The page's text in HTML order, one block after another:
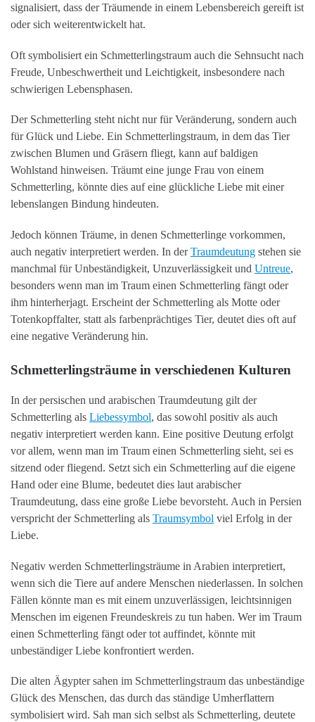
signalisiert, dass der Träumende in einem Lebensbereich gereift ist
oder sich weiterentwickelt hat.
Oft symbolisiert ein Schmetterlingstraum auch die Sehnsucht nach
Freude, Unbeschwertheit und Leichtigkeit, insbesondere nach
schwierigen Lebensphasen.
Der Schmetterling steht nicht nur für Veränderung, sondern auch
für Glück und Liebe. Ein Schmetterlingstraum, in dem das Tier
zwischen Blumen und Gräsern fliegt, kann auf baldigen
Wohlstand hinweisen. Träumt eine junge Frau von einem
Schmetterling, könnte dies auf eine glückliche Liebe mit einer
lebenslangen Bindung hindeuten.
Jedoch können Träume, in denen Schmetterlinge vorkommen,
auch negativ interpretiert werden. In derTraumdeutung stehen sie
manchmal für Unbeständigkeit, Unzuverlässigkeit und Untreue,
besonders wenn man im Traum einen Schmetterling fängt oder
ihm hinterherjagt. Erscheint der Schmetterling als Motte oder
Totenkopffalter, statt als farbenprächtiges Tier, deutet dies oft auf
eine negative Veränderung hin.
Schmetterlingsträume in verschiedenen Kulturen
In der persischen und arabischen Traumdeutung gilt der
Schmetterling als Liebessymbol, das sowohl positiv als auch
negativ interpretiert werden kann. Eine positive Deutung erfolgt
vor allem, wenn man im Traum einen Schmetterling sieht, sei es
sitzend oder fliegend. Setzt sich ein Schmetterling auf die eigene
Hand oder eine Blume, bedeutet dies laut arabischer
Traumdeutung, dass eine große Liebe bevorsteht. Auch in Persien
verspricht der Schmetterling als Traumsymbol viel Erfolg in der
Liebe.
Negativ werden Schmetterlingsträume in Arabien interpretiert,
wenn sich die Tiere auf andere Menschen niederlassen. In solchen
Fällen könnte man es mit einem unzuverlässigen, leichtsinnigen
Menschen im eigenen Freundeskreis zu tun haben. Wer im Traum
einen Schmetterling fängt oder tot auffindet, könnte mit
unbeständiger Liebe konfrontiert werden.
Die alten Ägypter sahen im Schmetterlingstraum das unbeständige
Glück des Menschen, das durch das ständige Umherflattern
symbolisiert wird. Sah man sich selbst als Schmetterling, deutete